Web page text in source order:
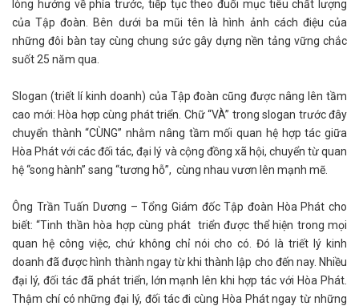
lòng hướng về phía trước, tiếp tục theo đuổi mục tiêu chất lượng
của Tập đoàn. Bên dưới ba mũi tên là hình ảnh cách điệu của
những đôi bàn tay cùng chung sức gây dựng nền tảng vững chắc
suốt 25 năm qua.
Slogan (triết lí kinh doanh) của Tập đoàn cũng được nâng lên tầm
cao mới: Hòa hợp cùng phát triển. Chữ “VÀ” trong slogan trước đây
chuyển thành “CÙNG” nhằm nâng tầm mối quan hệ hợp tác giữa
Hòa Phát với các đối tác, đại lý và cộng đồng xã hội, chuyển từ quan
hệ “song hành” sang “tương hỗ”, cùng nhau vươn lên mạnh mẽ.
Ông Trần Tuấn Dương – Tổng Giám đốc Tập đoàn Hòa Phát cho
biết: “Tinh thần hòa hợp cùng phát triển được thể hiện trong mọi
quan hệ công việc, chứ không chỉ nói cho có. Đó là triết lý kinh
doanh đã được hình thành ngay từ khi thành lập cho đến nay. Nhiều
đại lý, đối tác đã phát triển, lớn mạnh lên khi hợp tác với Hòa Phát.
Thậm chí có những đại lý, đối tác đi cùng Hòa Phát ngay từ những